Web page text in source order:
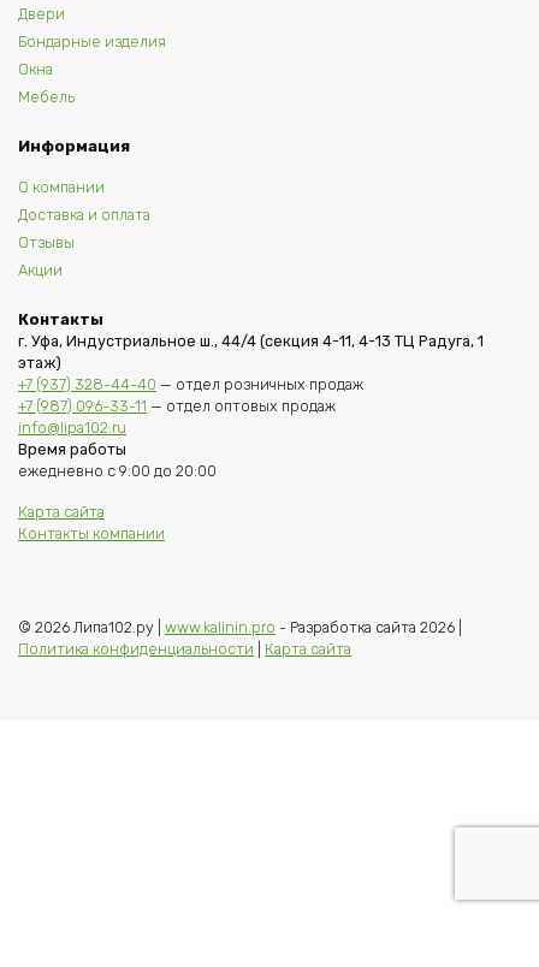
Двери
Бондарные изделия
Окна
Мебель
Информация
О компании
Доставка и оплата
Отзывы
Акции
Контакты
г. Уфа, Индустриальное ш., 44/4 (секция 4-11, 4-13 ТЦ Радуга, 1
этаж)
+7 (937) 328-44-40 — отдел розничных продаж
+7 (987) 096-33-11 — отдел оптовых продаж
info@lipa102.ru
Время работы
ежедневно с 9:00 до 20:00
Карта сайта
Контакты компании
© 2026 Липа102.ру | www.kalinin.pro - Разработка сайта 2026 |
Политика конфиденциальности
Карта сайта